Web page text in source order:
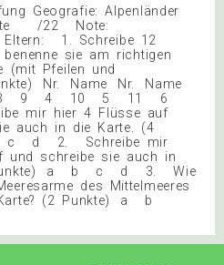
Geografie: Alpenländer
/22 Note:
Eltern: 1. Schreibe 12
sie am richtigen
(mit Pfeilen und
Nr. Name Nr. Name
9 4 10 5 11 6
mir hier 4 Flüsse auf
auch in die Karte. (4
c d 2. Schreibe mir
und schreibe sie auch in
Punkte) a b c d 3. Wie
des Mittelmeeres
(2 Punkte) a b